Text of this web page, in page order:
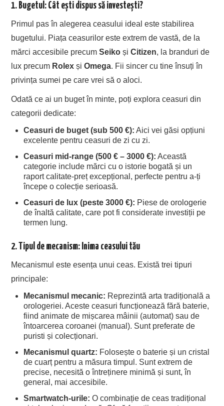
1. Bugetul: Cât ești dispus să investești?
Primul pas în alegerea ceasului ideal este stabilirea
bugetului. Piața ceasurilor este extrem de vastă, de la
mărci accesibile precumSeiko șiCitizen, la branduri de
lux precum Rolex șiOmega. Fii sincer cu tine însuți în
privința sumei pe care vrei să o aloci.
Odată ce ai un buget în minte, poți explora ceasuri din
categorii dedicate:
Ceasuri de buget (sub 500 €): Aici vei găsi opțiuni
excelente pentru ceasuri de zi cu zi.
Ceasuri mid-range (500 € – 3000 €): Această
categorie include mărci cu o istorie bogată și un
raport calitate-preț excepțional, perfecte pentru a-ți
începe o colecție serioasă.
Ceasuri de lux (peste 3000 €): Piese de orologerie
de înaltă calitate, care pot fi considerate investiții pe
termen lung.
2. Tipul de mecanism: Inima ceasului tău
Mecanismul este esența unui ceas. Există trei tipuri
principale:
Mecanismul mecanic: Reprezintă arta tradițională a
orologeriei. Aceste ceasuri funcționează fără baterie,
fiind animate de mișcarea mâinii (automat) sau de
întoarcerea coroanei (manual). Sunt preferate de
puristi și colecționari.
Mecanismul quartz: Folosește o baterie și un cristal
de cuarț pentru a măsura timpul. Sunt extrem de
precise, necesită o întreținere minimă și sunt, în
general, mai accesibile.
Smartwatch-urile: O combinație de ceas tradițional